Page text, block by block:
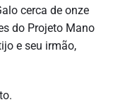
cerca de onze
do Projeto Mano
e seu irmão,